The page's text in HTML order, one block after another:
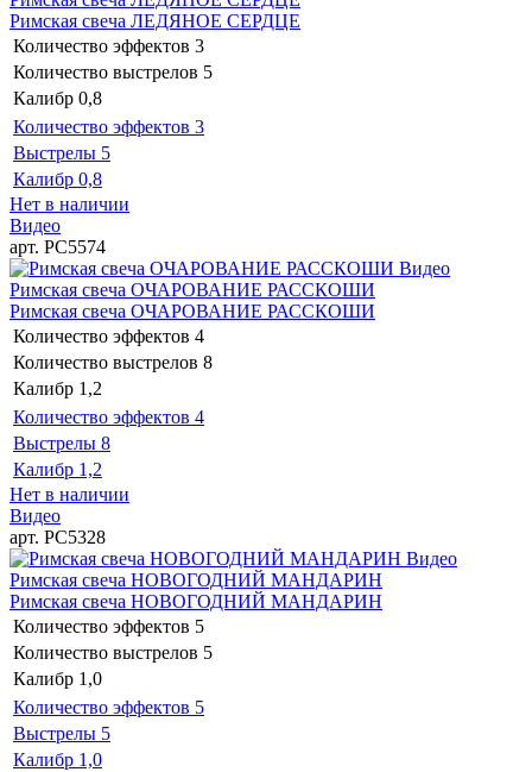
Римская свеча ЛЕДЯНОЕ СЕРДЦЕ
Количество эффектов 3
Количество выстрелов 5
Калибр 0,8
Количество эффектов 3
Выстрелы 5
Калибр 0,8
Нет в наличии
Видео
арт. РС5574
Видео
Римская свеча ОЧАРОВАНИЕ РАССКОШИ
Римская свеча ОЧАРОВАНИЕ РАССКОШИ
Количество эффектов 4
Количество выстрелов 8
Калибр 1,2
Количество эффектов 4
Выстрелы 8
Калибр 1,2
Нет в наличии
Видео
арт. РС5328
Видео
Римская свеча НОВОГОДНИЙ МАНДАРИН
Римская свеча НОВОГОДНИЙ МАНДАРИН
Количество эффектов 5
Количество выстрелов 5
Калибр 1,0
Количество эффектов 5
Выстрелы 5
Калибр 1,0